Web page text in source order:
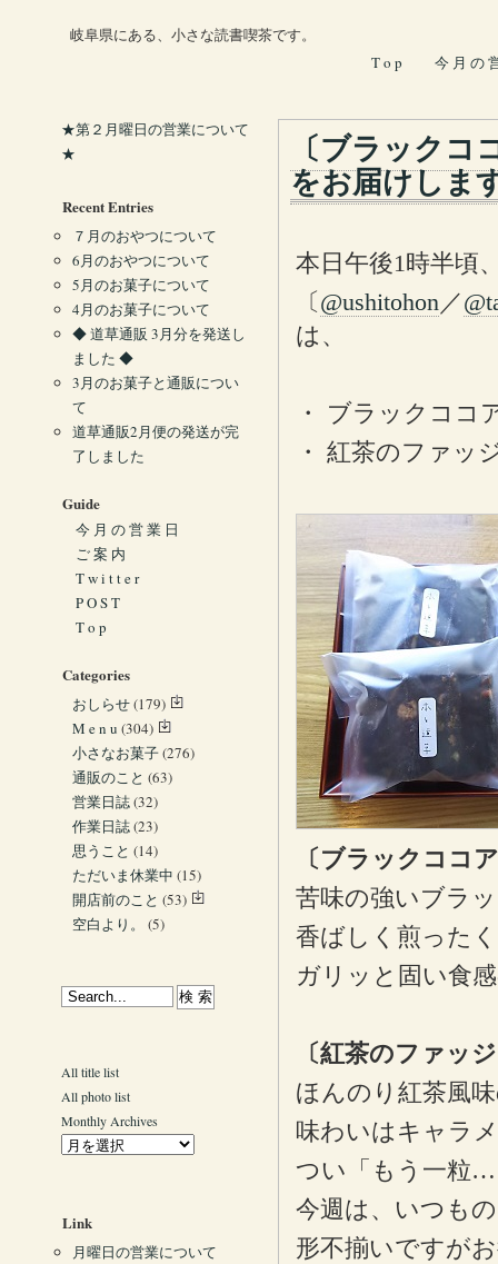
岐阜県にある、小さな読書喫茶です。
T o p
今 月 の
〔ブラック
をお届けしま
本日午後1時半頃
〔@ushitohon／
は、
・ ブラックコ
・ 紅茶のファッ
〔ブラックココ
苦味の強いブラ
香ばしく煎った
ガリッと固い食
〔紅茶のファッ
ほんのり紅茶風
味わいはキャラ
つい「もう一粒…
今週は、いつも
形不揃いですが
★第２月曜日の営業について
★
Recent Entries
７月のおやつについて
6月のおやつについて
5月のお菓子について
4月のお菓子について
◆ 道草通販 3月分を発送し
ました ◆
3月のお菓子と通販につい
て
道草通販2月便の発送が完
了しました
Guide
今 月 の 営 業 日
ご 案 内
T w i t t e r
P O S T
T o p
Categories
おしらせ(179)
M e n u (304)
小さなお菓子(276)
通販のこと (63)
営業日誌(32)
作業日誌(23)
思うこと (14)
ただいま休業中 (15)
開店前のこと (53)
空白より。
(5)
All title list
All photo list
Monthly Archives
Link
月曜日の営業について